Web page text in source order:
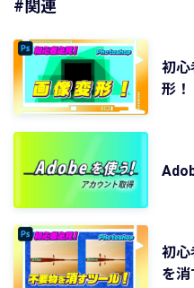
#関連
初
形！
初
を消